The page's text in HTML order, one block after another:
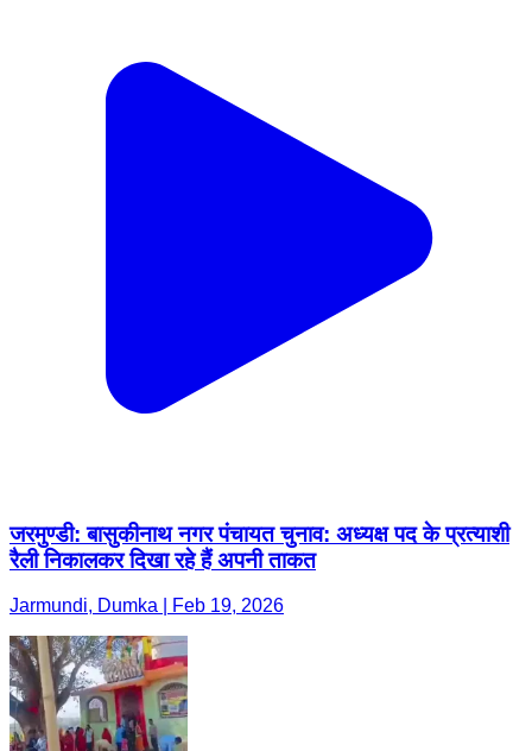
जरमुण्डी: बासुकीनाथ नगर पंचायत चुनाव: अध्यक्ष पद के प्रत्याशी
रैली निकालकर दिखा रहे हैं अपनी ताकत
Jarmundi, Dumka | Feb 19, 2026